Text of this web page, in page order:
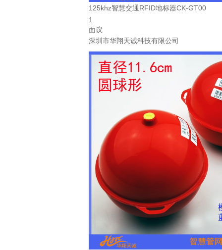
125khz智慧交通RFID地标器CK-GT00
1
面议
深圳市华翔天诚科技有限公司